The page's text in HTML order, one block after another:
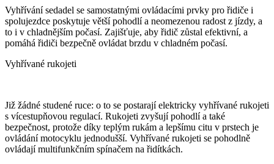
Vyhřívání sedadel se samostatnými ovládacími prvky pro řidiče i
spolujezdce poskytuje větší pohodlí a neomezenou radost z jízdy, a
to i v chladnějším počasí. Zajišťuje, aby řidič zůstal efektivní, a
pomáhá řidiči bezpečně ovládat brzdu v chladném počasí.
Vyhřívané rukojeti
Již žádné studené ruce: o to se postarají elektricky vyhřívané rukojeti
s vícestupňovou regulací. Rukojeti zvyšují pohodlí a také
bezpečnost, protože díky teplým rukám a lepšímu citu v prstech je
ovládání motocyklu jednodušší. Vyhřívané rukojeti se pohodlně
ovládají multifunkčním spínačem na řidítkách.